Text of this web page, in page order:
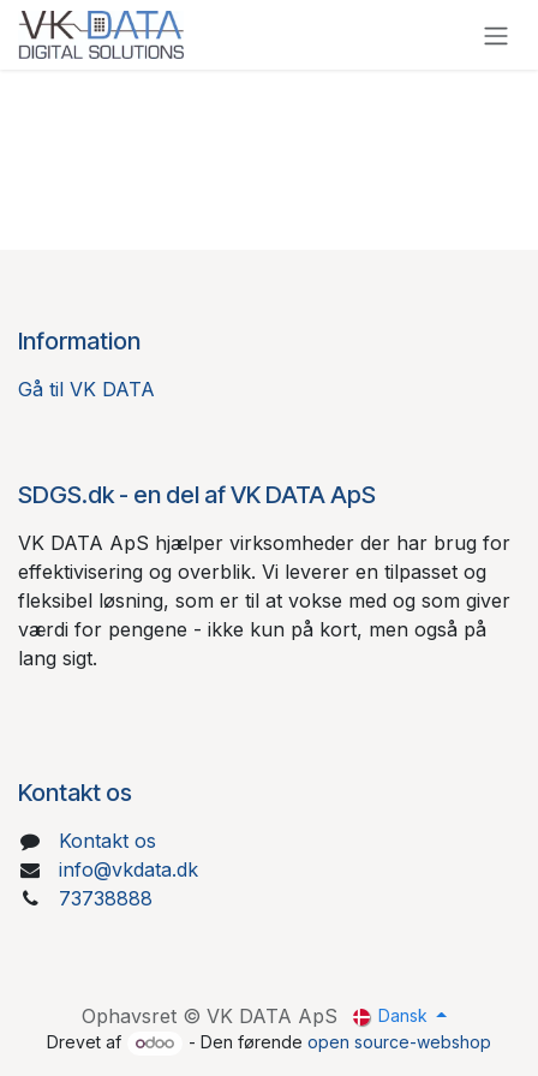
Skip to Content
Information
Gå til VK DATA
SDGS.dk - en del af VK DATA ApS
VK DATA ApS hjælper virksomheder der har brug for
effektivisering og overblik. Vi leverer en tilpasset og
fleksibel løsning, som er til at vokse med og som giver
værdi for pengene - ikke kun på kort, men også på
lang sigt.
Kontakt os
Kontakt os
info@vkdata.dk
73738888
Ophavsret © VK DATA ApS
Dansk
Drevet af
- Den førendeopen source-webshop